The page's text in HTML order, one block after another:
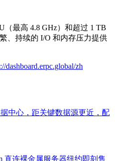
（最高 4.8 GHz）和超过 1 TB
、持续的 I/O 和内存压力提供
dashboard.erpc.global/zh
中心，距关键数据源更近，配
直连裸金属服务器纽约即刻售